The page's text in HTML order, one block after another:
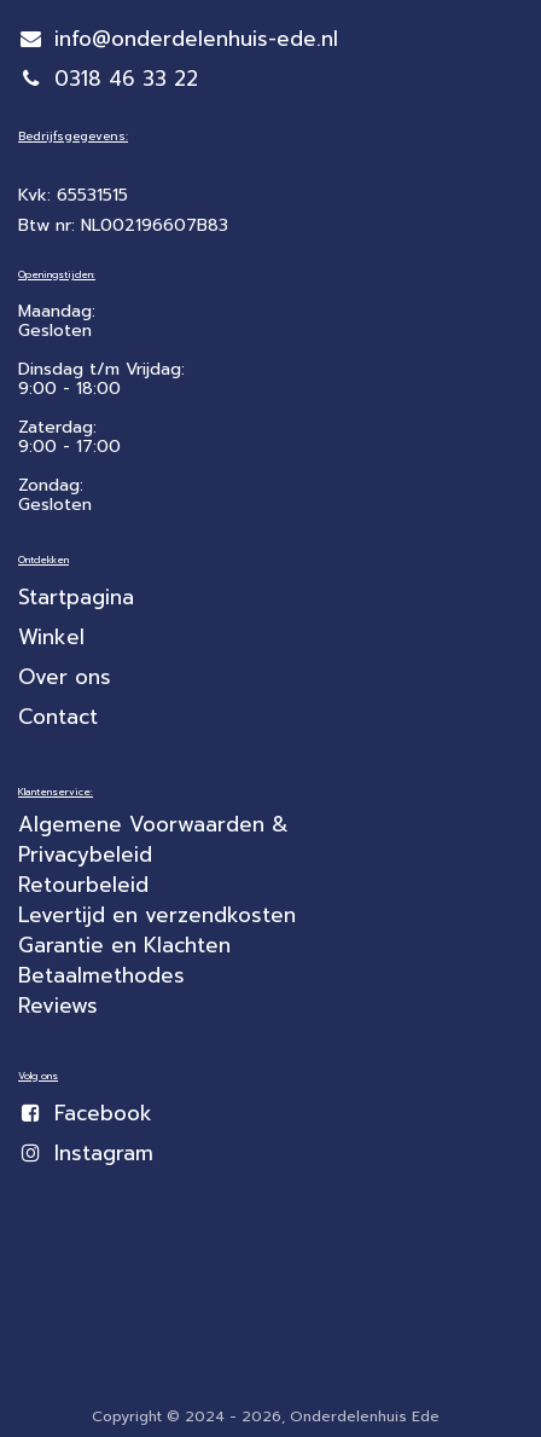
info@onderdelenhuis-ede.nl
0318 46 33 22
Bedrijfsgegevens:
Kvk: 65531515
Btw nr: NL002196607B83
Openingstijden:
Maandag:
Gesloten
Dinsdag t/m Vrijdag:
9:00 - 18:00
Zaterdag:
​9:00 - 17:00
Zondag:
Gesloten
Ontdekken
Startpagina
Winkel
Over ons
Contact
Klantenservice:
Algemene Voorwaarden &
Privacybeleid
Retourbeleid
Levertijd en verzendkosten
Garantie en Klachten
Betaalmethodes
Reviews
Volg ons
Facebook
Instagram
Copyright © 2024 - 2026, Onderdelenhuis Ede